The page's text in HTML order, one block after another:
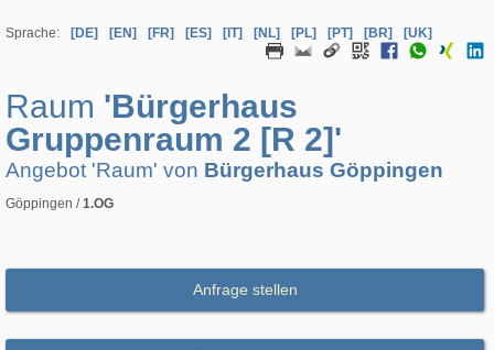
Sprache: [DE] [EN] [FR] [ES] [IT] [NL] [PL] [PT] [BR] [UK]
Raum 'Bürgerhaus
Gruppenraum 2 [R 2]'
Angebot 'Raum' von Bürgerhaus Göppingen
Göppingen /1.OG
Anfrage stellen